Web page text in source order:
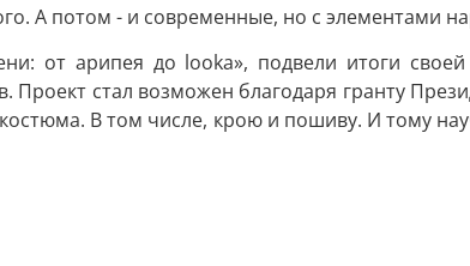
А потом - и современные, но с элементами
от арипея до looka», подвели итоги
стал возможен благодаря гранту
В том числе, крою и пошиву. И тому